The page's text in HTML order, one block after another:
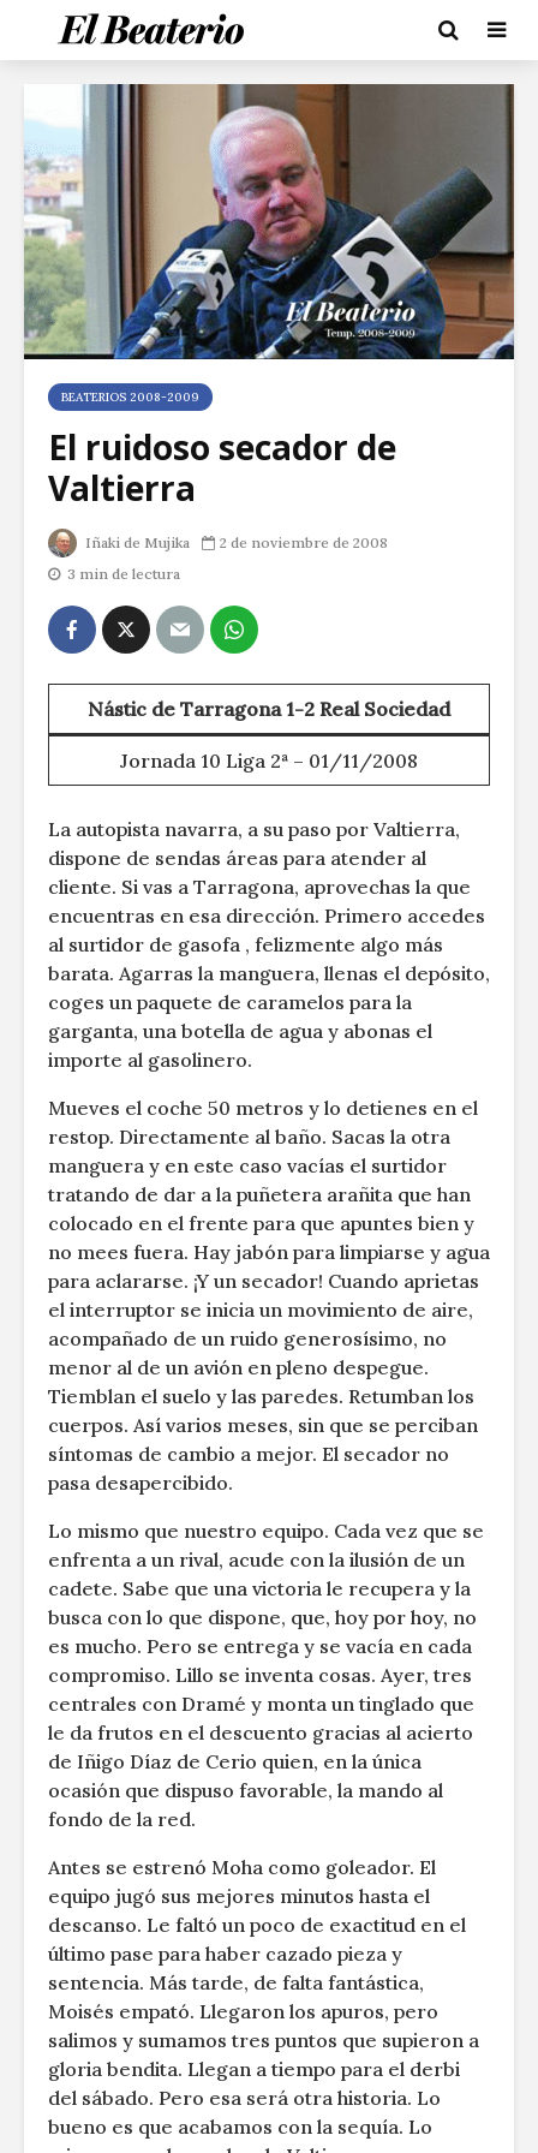
BEATERIOS 2008-2009
El ruidoso secador de
Valtierra
Iñaki de Mujika
2 de noviembre de 2008
3 min de lectura
Nástic de Tarragona 1-2 Real Sociedad
Jornada 10 Liga 2ª – 01/11/2008
La autopista navarra, a su paso por Valtierra,
dispone de sendas áreas para atender al
cliente. Si vas a Tarragona, aprovechas la que
encuentras en esa dirección. Primero accedes
al surtidor de gasofa , felizmente algo más
barata. Agarras la manguera, llenas el depósito,
coges un paquete de caramelos para la
garganta, una botella de agua y abonas el
importe al gasolinero.
Mueves el coche 50 metros y lo detienes en el
restop. Directamente al baño. Sacas la otra
manguera y en este caso vacías el surtidor
tratando de dar a la puñetera arañita que han
colocado en el frente para que apuntes bien y
no mees fuera. Hay jabón para limpiarse y agua
para aclararse. ¡Y un secador! Cuando aprietas
el interruptor se inicia un movimiento de aire,
acompañado de un ruido generosísimo, no
menor al de un avión en pleno despegue.
Tiemblan el suelo y las paredes. Retumban los
cuerpos. Así varios meses, sin que se perciban
síntomas de cambio a mejor. El secador no
pasa desapercibido.
Lo mismo que nuestro equipo. Cada vez que se
enfrenta a un rival, acude con la ilusión de un
cadete. Sabe que una victoria le recupera y la
busca con lo que dispone, que, hoy por hoy, no
es mucho. Pero se entrega y se vacía en cada
compromiso. Lillo se inventa cosas. Ayer, tres
centrales con Dramé y monta un tinglado que
le da frutos en el descuento gracias al acierto
de Iñigo Díaz de Cerio quien, en la única
ocasión que dispuso favorable, la mando al
fondo de la red.
Antes se estrenó Moha como goleador. El
equipo jugó sus mejores minutos hasta el
descanso. Le faltó un poco de exactitud en el
último pase para haber cazado pieza y
sentencia. Más tarde, de falta fantástica,
Moisés empató. Llegaron los apuros, pero
salimos y sumamos tres puntos que supieron a
gloria bendita. Llegan a tiempo para el derbi
del sábado. Pero esa será otra historia. Lo
bueno es que acabamos con la sequía. Lo